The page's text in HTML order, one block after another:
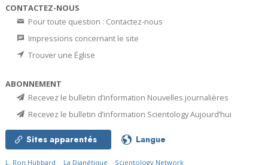
CONTACTEZ-NOUS
Pour toute question : Contactez-nous
Impressions concernant le site
Trouver une Église
ABONNEMENT
Recevez le bulletin d’information Nouvelles journalières
Recevez le bulletin d’information Scientology Aujourd’hui
Sites apparentés Langue
L. Ron Hubbard La Dianétique Scientology Network